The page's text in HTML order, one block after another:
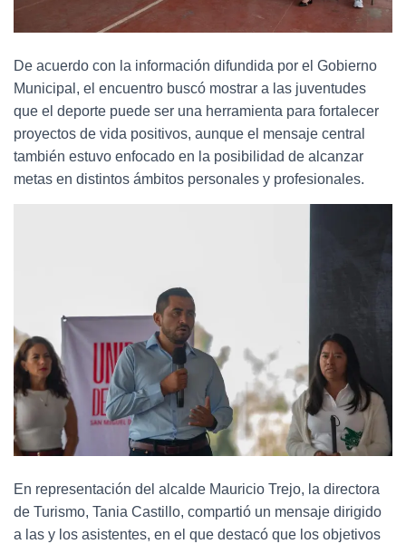
De acuerdo con la información difundida por el Gobierno
Municipal, el encuentro buscó mostrar a las juventudes
que el deporte puede ser una herramienta para fortalecer
proyectos de vida positivos, aunque el mensaje central
también estuvo enfocado en la posibilidad de alcanzar
metas en distintos ámbitos personales y profesionales.
En representación del alcalde Mauricio Trejo, la directora
de Turismo, Tania Castillo, compartió un mensaje dirigido
a las y los asistentes, en el que destacó que los objetivos